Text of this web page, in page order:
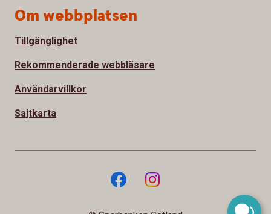
Om webbplatsen
Tillgänglighet
Rekommenderade webbläsare
Användarvillkor
Sajtkarta